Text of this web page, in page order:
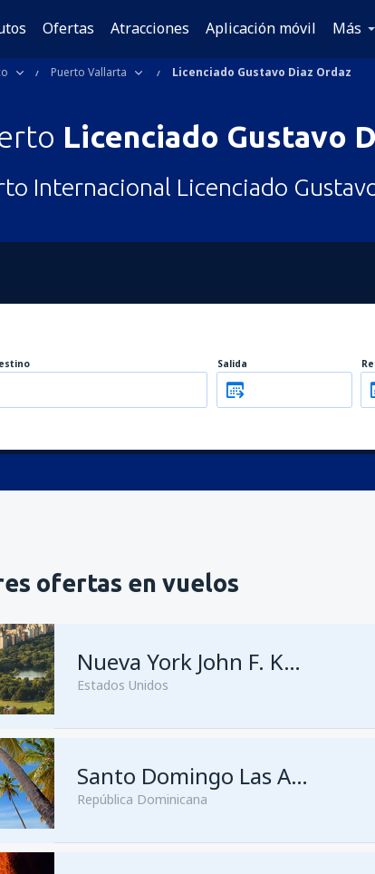
Ofertas Atracciones Aplicación móvil Más
Puerto Vallarta Licenciado Gustavo Diaz Ordaz
Licenciado Gustavo
Internacional Licenciado
Salida
ofertas en vuelos
Nueva York John F. Kennedy
Estados Unidos
Santo Domingo Las Américas
República Dominicana